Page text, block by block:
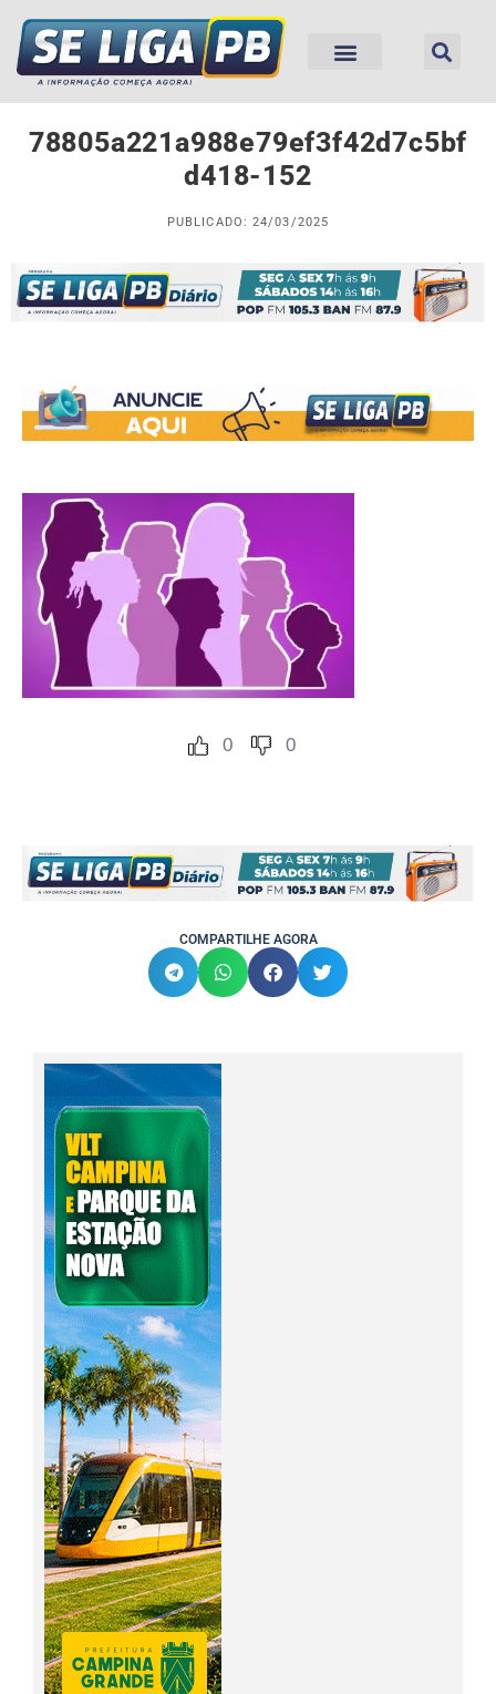
78805a221a988e79ef3f42d7c5bf
d418-152
PUBLICADO: 24/03/2025
0 0
COMPARTILHE AGORA